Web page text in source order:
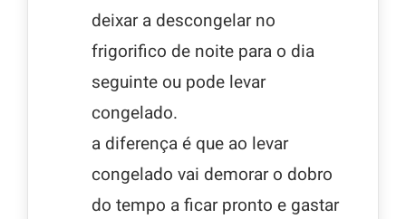
deixar a descongelar no
frigorifico de noite para o dia
seguinte ou pode levar
congelado.
a diferença é que ao levar
congelado vai demorar o dobro
do tempo a ficar pronto e gastar